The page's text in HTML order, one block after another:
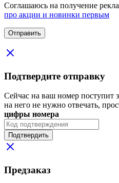
Соглашаюсь на получение
про акции и новинки первым
Подтвердите отправку
Сейчас на ваш номер поступит
на него не нужно отвечать,
цифры номера
Подтвердить
Предзаказ